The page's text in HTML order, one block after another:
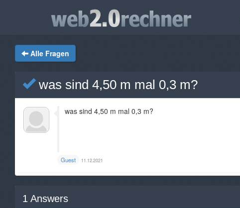
Alle Fragen
was sind 4,50 m mal 0,3 m?
was sind 4,50 m mal 0,3 m?
Guest 11.12.2021
1 Answers